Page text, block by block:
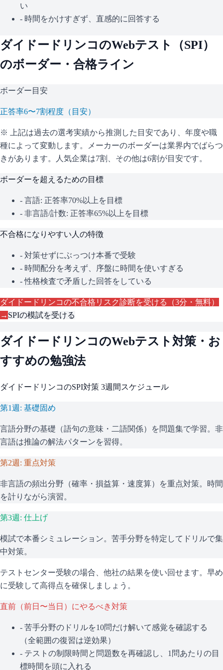
い
- 時間をかけすぎず、直感的に回答する
ダイドードリンコのWebテスト（SPI）
のボーダー・合格ライン
ボーダー目安
正答率6〜7割程度（目安）
※ 上記は過去の選考実績から推測した目安であり、年度や職
種によって変動します。
メーカーのボーダーは業界内でばらつ
きがあります。人気企業は7割、その他は6割が目安です。
ボーダーを超えるための目標
- 言語: 正答率70%以上を目標
- 非言語/計数: 正答率65%以上を目標
不合格になりやすい人の特徴
- 対策せずにぶっつけ本番で受験
- 時間配分を考えず、序盤に時間を使いすぎる
- 性格検査で矛盾した回答をしている
ダイドードリンコの不合格リスク診断を受ける（3分・無料）
→ SPIの模試を受ける
ダイドードリンコのWebテスト対策・お
すすめの勉強法
ダイドードリンコのSPI対策 3週間スケジュール
第1週: 基礎固め
言語分野の基礎（語句の意味・二語関係）を問題集で学習。非
言語は推論の解法パターンを習得。
第2週: 重点対策
非言語の頻出分野（確率・損益算・速度算）を重点対策。時間
を計りながら演習。
第3週: 仕上げ
模試で本番シミュレーション。苦手分野を特定してドリルで集
中対策。
テストセンター受験の場合、他社の結果を使い回せます。早め
に受験して高得点を確保しましょう。
直前（前日〜当日）にやるべき対策
- 苦手分野のドリルを10問だけ解いて感覚を確認する
（全範囲の復習は逆効果）
- テストの制限時間と問題数を再確認し、1問あたりの目
標時間を頭に入れる